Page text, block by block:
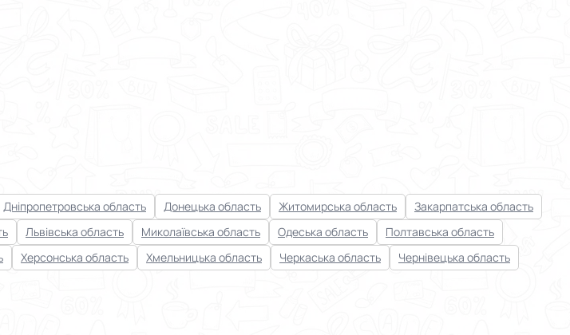
Дніпропетровська область Донецька область Житомирська область
Закарпатська область
Львівська область Миколаївська область Одеська область
Полтавська область
Херсонська область Хмельницька область Черкаська область
Чернівецька область